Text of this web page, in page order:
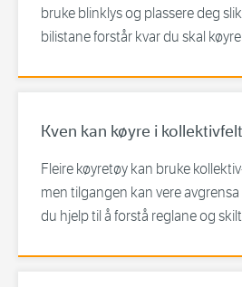
bruke blinklys og plassere deg
bilistane forstår kvar du skal
Kven kan køyre i
Fleire køyretøy kan bruke
men tilgangen kan vere
du hjelp til å forstå reglane og